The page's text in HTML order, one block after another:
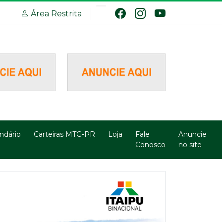
Área Restrita
Carteiras MTG-PR Loja
Fale
Conosco
Anuncie
no site